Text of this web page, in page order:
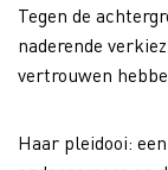
Tegen de
naderende
vertrouwen
Haar pleidooi: